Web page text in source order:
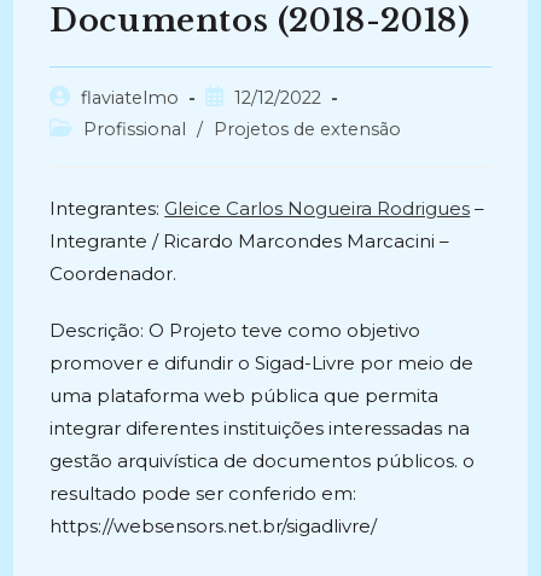
Documentos (2018-2018)
Autor
do
flaviatelmo
Post
publicado:
12/12/2022
Categoria
Profissional / Projetos de extensão
Integrantes: Gleice Carlos Nogueira Rodrigues –
Integrante / Ricardo Marcondes Marcacini –
Coordenador.
Descrição: O Projeto teve como objetivo
promover e difundir o Sigad-Livre por meio de
uma plataforma web pública que permita
integrar diferentes instituições interessadas na
gestão arquivística de documentos públicos. o
resultado pode ser conferido em:
https://websensors.net.br/sigadlivre/